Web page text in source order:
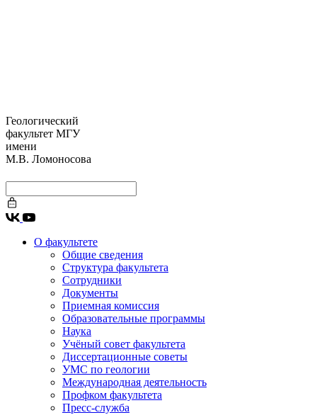
Геологический
факультет МГУ
имени
М.В. Ломоносова
О факультете
Общие сведения
Структура факультета
Сотрудники
Документы
Приемная комиссия
Образовательные программы
Наука
Учёный совет факультета
Диссертационные советы
УМС по геологии
Международная деятельность
Профком факультета
Пресс-служба